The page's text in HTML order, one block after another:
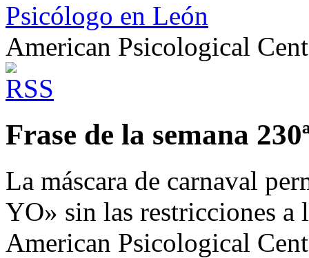
Psicólogo en León
American Psicological
Frase de la semana
La máscara de carnaval
YO» sin las restricciones a
American Psicological